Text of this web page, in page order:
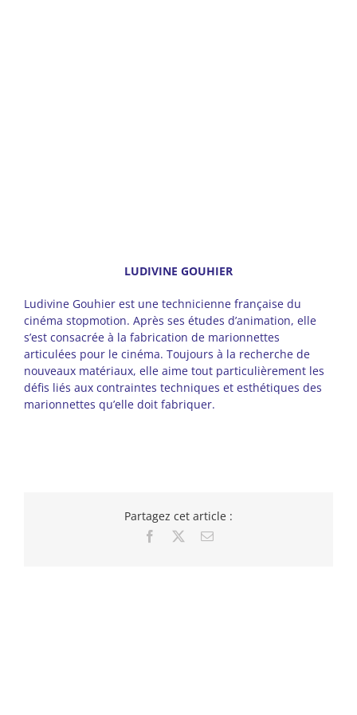
LUDIVINE GOUHIER
Ludivine Gouhier est une technicienne française du
cinéma stopmotion. Après ses études d’animation, elle
s’est consacrée à la fabrication de marionnettes
articulées pour le cinéma. Toujours à la recherche de
nouveaux matériaux, elle aime tout particulièrement les
défis liés aux contraintes techniques et esthétiques des
marionnettes qu’elle doit fabriquer.
Partagez cet article :
Facebook Email